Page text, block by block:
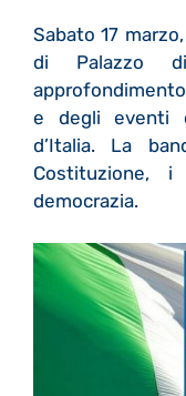
Sabato 17
di Palazzo
e degli eventi
d’Italia. La
Costituzione,
democrazia.